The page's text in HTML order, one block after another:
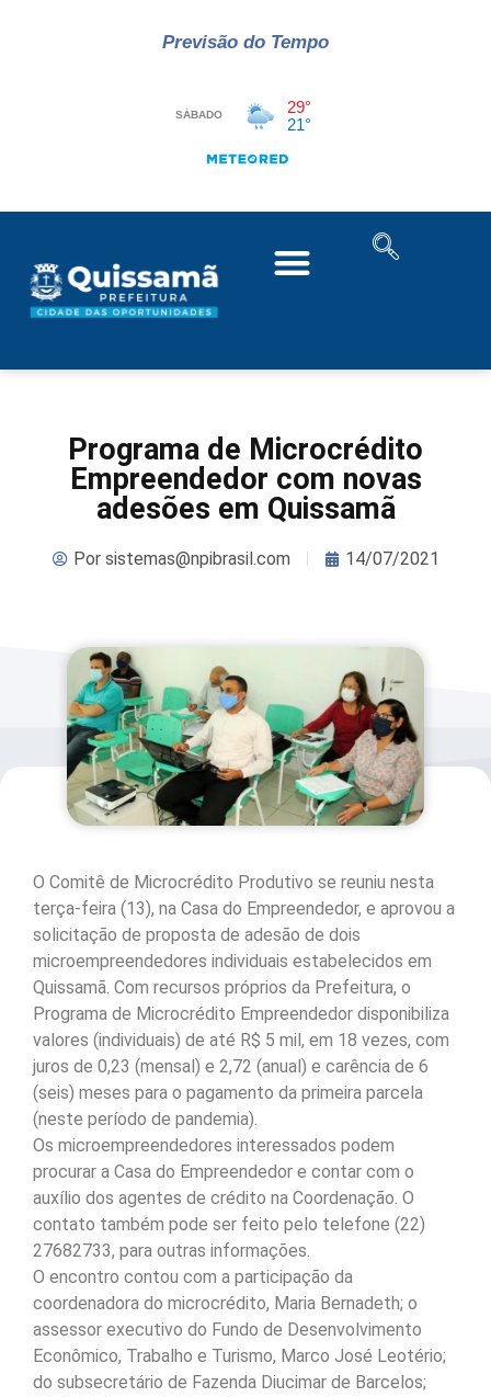
Previsão do Tempo
Programa de Microcrédito
Empreendedor com novas
adesões em Quissamã
Porsistemas@npibrasil.com 14/07/2021
O Comitê de Microcrédito Produtivo se reuniu nesta
terça-feira (13), na Casa do Empreendedor, e aprovou a
solicitação de proposta de adesão de dois
microempreendedores individuais estabelecidos em
Quissamã. Com recursos próprios da Prefeitura, o
Programa de Microcrédito Empreendedor disponibiliza
valores (individuais) de até R$ 5 mil, em 18 vezes, com
juros de 0,23 (mensal) e 2,72 (anual) e carência de 6
(seis) meses para o pagamento da primeira parcela
(neste período de pandemia).
Os microempreendedores interessados podem
procurar a Casa do Empreendedor e contar com o
auxílio dos agentes de crédito na Coordenação. O
contato também pode ser feito pelo telefone (22)
27682733, para outras informações.
O encontro contou com a participação da
coordenadora do microcrédito, Maria Bernadeth; o
assessor executivo do Fundo de Desenvolvimento
Econômico, Trabalho e Turismo, Marco José Leotério;
do subsecretário de Fazenda Diucimar de Barcelos;